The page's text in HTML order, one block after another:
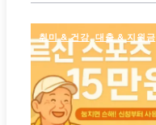
취미 & 건강,대출 & 지원금